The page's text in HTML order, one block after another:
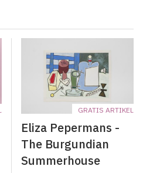
GRATIS ARTIKEL
Eliza Pepermans -
The Burgundian
Summerhouse